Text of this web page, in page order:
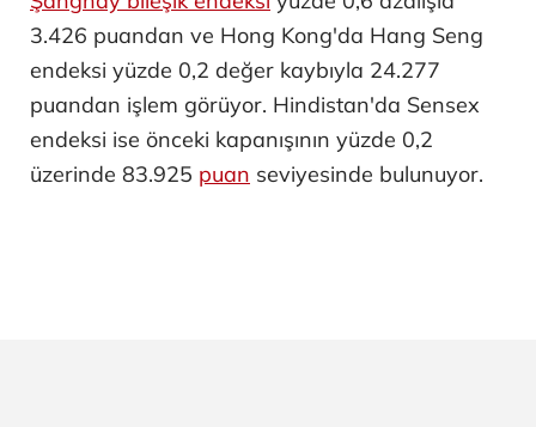
3.426 puandan ve Hong Kong'da Hang Seng
endeksi yüzde 0,2 değer kaybıyla 24.277
puandan işlem görüyor. Hindistan'da Sensex
endeksi ise önceki kapanışının yüzde 0,2
üzerinde 83.925 puan seviyesinde bulunuyor.